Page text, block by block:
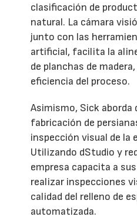
clasificación de
natural. La cámara
junto con las
artificial, facilita la
de planchas de
eficiencia del proceso.
Asimismo, Sick aborda
fabricación de
inspección visual de la
Utilizando dStudio y
empresa capacita a
realizar inspecciones
calidad del relleno de
automatizada.